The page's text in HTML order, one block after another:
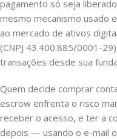
pagamento só seja
mesmo mecanismo usado
ao mercado de ativos
(CNPJ 43.400.885/0001-
transações desde sua
Quem decide comprar
escrow enfrenta o risco
receber o acesso, e ter a
depois — usando o e-mail